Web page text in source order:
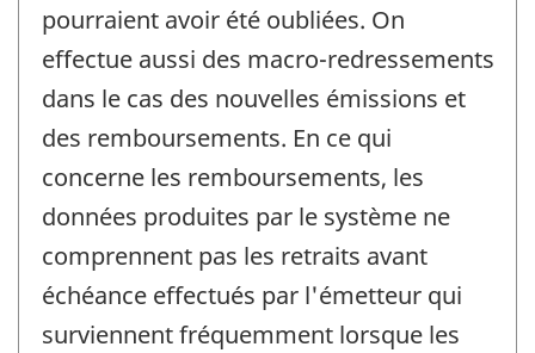
pourraient avoir été oubliées. On
effectue aussi des macro-redressements
dans le cas des nouvelles émissions et
des remboursements. En ce qui
concerne les remboursements, les
données produites par le système ne
comprennent pas les retraits avant
échéance effectués par l'émetteur qui
surviennent fréquemment lorsque les